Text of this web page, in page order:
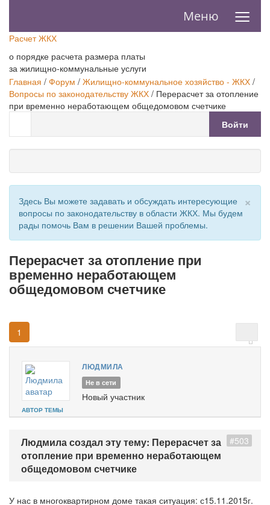
Меню ≡
Расчет ЖКХ
о порядке расчета размера платы
за жилищно-коммунальные услуги
Главная / Форум / Жилищно-коммунальное хозяйство - ЖКХ /
Вопросы по законодательству ЖКХ / Перерасчет за отопление
при временно неработающем общедомовом счетчике
Войти
×
Здесь Вы можете задавать и обсуждать интересующие
вопросы по законодательству в области ЖКХ. Мы будем
рады помочь Вам в решении Вашей проблемы.
Перерасчет за отопление при
временно неработающем
общедомовом счетчике
1
ЛЮДМИЛА
АВТОР ТЕМЫ
Не в сети
Новый участник
#503
Людмила создал эту тему: Перерасчет за
отопление при временно неработающем
общедомовом счетчике
У нас в многоквартирном доме такая ситуация: с15.11.2015г.